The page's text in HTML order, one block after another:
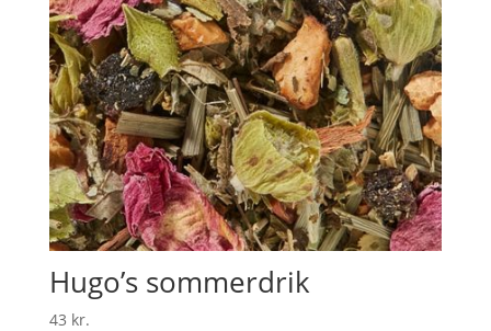
Hugo’s sommerdrik
43 kr.